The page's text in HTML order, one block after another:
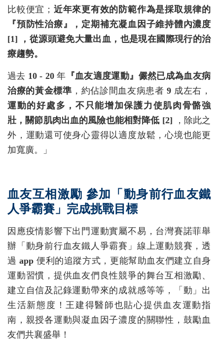
比較便宜； 近年來更有效的防範作為是採取規律的
『預防性治療』，定期補充凝血因子維持體內濃度
[1] ，從源頭避免大量出血，也是現在國際現行的治
療趨勢。
過去 10 - 20年 『血友適度運動』儼然已成為血友病
治療的黃金標準 ，約佔診間血友病患者 9 成左右，
運動的好處多，不只能增加保護力使肌肉骨骼強
壯，關節肌肉出血的風險也能相對降低 [2] ，除此之
外，運動還可使身心靈得以適度放鬆，心境也能更
加寬廣。」
血友互相激勵 參加「動身前行血友鐵
人爭霸賽」完成挑戰目標
因應疫情影響下出門運動實屬不易，台灣賽諾菲舉
辦「動身前行血友鐵人爭霸賽」線上運動競賽，透
過app 便利的追蹤方式，更能幫助血友們建立自身
運動習慣，提供血友們良性競爭的舞台互相激勵、
建立自信及記錄運動帶來的成就感等等，「動」出
生活新態度！王建得醫師也貼心提供血友運動指
南，親授各運動與凝血因子濃度的關聯性，鼓勵血
友們共襄盛舉！